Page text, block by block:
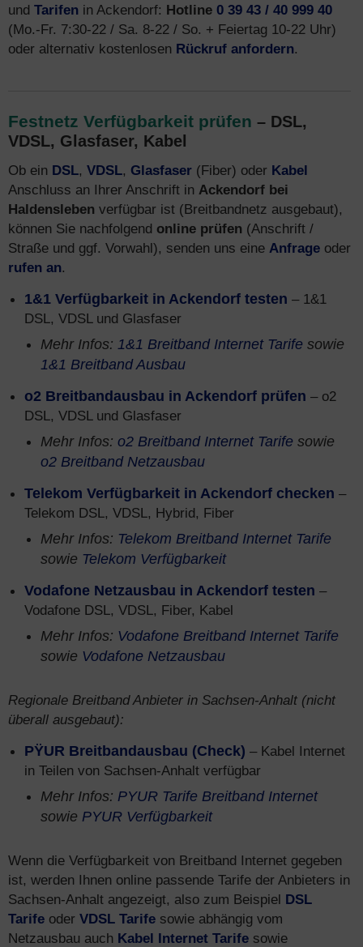
und Tarifen in Ackendorf: Hotline 0 39 43 / 40 999 40
(Mo.-Fr. 7:30-22 / Sa. 8-22 / So. + Feiertag 10-22 Uhr)
oder alternativ kostenlosen Rückruf anfordern.
Festnetz Verfügbarkeit prüfen – DSL,
VDSL, Glasfaser, Kabel
Ob ein DSL, VDSL, Glasfaser (Fiber) oder Kabel
Anschluss an Ihrer Anschrift in Ackendorf bei
Haldensleben verfügbar ist (Breitbandnetz ausgebaut),
können Sie nachfolgend online prüfen (Anschrift /
Straße und ggf. Vorwahl), senden uns eine Anfrage oder
rufen an.
1&1 Verfügbarkeit in Ackendorf testen – 1&1
DSL, VDSL und Glasfaser
Mehr Infos: 1&1 Breitband Internet Tarife sowie
1&1 Breitband Ausbau
o2 Breitbandausbau in Ackendorf prüfen – o2
DSL, VDSL und Glasfaser
Mehr Infos: o2 Breitband Internet Tarife sowie
o2 Breitband Netzausbau
Telekom Verfügbarkeit in Ackendorf checken –
Telekom DSL, VDSL, Hybrid, Fiber
Mehr Infos: Telekom Breitband Internet Tarife
sowie Telekom Verfügbarkeit
Vodafone Netzausbau in Ackendorf testen –
Vodafone DSL, VDSL, Fiber, Kabel
Mehr Infos: Vodafone Breitband Internet Tarife
sowie Vodafone Netzausbau
Regionale Breitband Anbieter in Sachsen-Anhalt (nicht
überall ausgebaut):
PŸUR Breitbandausbau (Check) – Kabel Internet
in Teilen von Sachsen-Anhalt verfügbar
Mehr Infos: PYUR Tarife Breitband Internet
sowie PYUR Verfügbarkeit
Wenn die Verfügbarkeit von Breitband Internet gegeben
ist, werden Ihnen online passende Tarife der Anbieters in
Sachsen-Anhalt angezeigt, also zum Beispiel DSL
Tarife oder VDSL Tarife sowie abhängig vom
Netzausbau auch Kabel Internet Tarife sowie